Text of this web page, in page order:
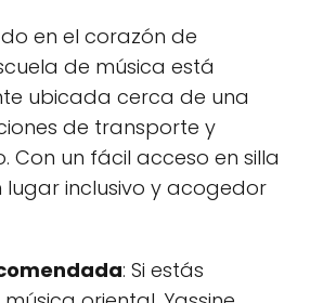
en el corazón de
de música está
ubicada cerca de una
de transporte y
Con un fácil acceso en silla
lugar inclusivo y acogedor
: Si estás